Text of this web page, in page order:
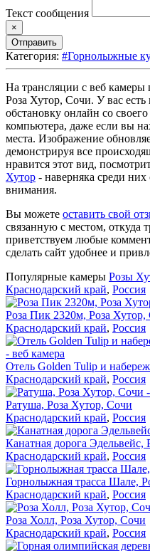
Текст сообщения
×
Отправить
Категория: #Горнолыжные
На трансляции с веб камеры
Роза Хутор, Сочи. У вас
обстановку онлайн со
компьютера, даже если вы
места. Изображение
демонстрируя все
нравится этот вид,
Хутор - наверняка среди них
внимания.
Вы можете оставить свой
связанную с местом, откуда
приветствуем любые
сделать сайт удобнее и
Популярные камеры Розы
Краснодарский край, Россия
Роза Пик 2320м, Роза Хутор,
Краснодарский край, Россия
Отель Golden Tulip и
Краснодарский край, Россия
Ратуша, Роза Хутор, Сочи
Краснодарский край, Россия
Канатная дорога Эдельвейс,
Краснодарский край, Россия
Горнолыжная трасса Шале,
Краснодарский край, Россия
Роза Холл, Роза Хутор, Сочи
Краснодарский край, Россия